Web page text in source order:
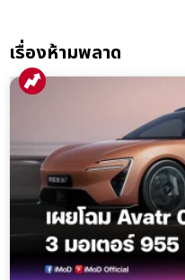
เรื่องห้ามพลาด